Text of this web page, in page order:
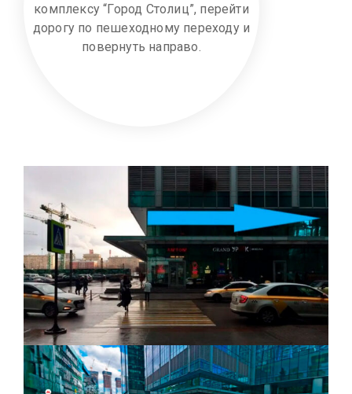
комплексу “Город Столиц”, перейти
дорогу по пешеходному переходу и
повернуть направо.